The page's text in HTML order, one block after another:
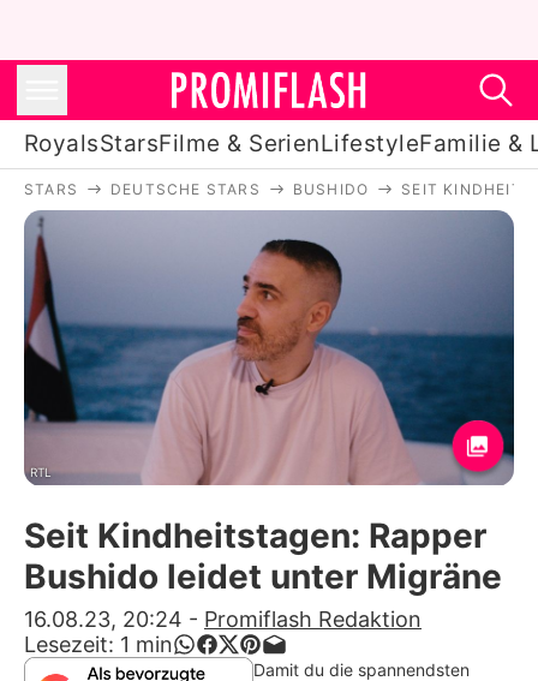
RoyalsStarsFilme & SerienLifestyleFamilie &
Royals
Stars
Filme & Serien
Lifestyle
Familie & Liebe
Promiflash Exklusiv
Alle Themen auf Promiflash
App runterladen
STARS DEUTSCHE STARS BUSHIDO SEIT
RTL
Seit Kindheitstagen: Rapper
Bushido leidet unter Migräne
16.08.23, 20:24 - Promiflash Redaktion
Lesezeit: 1 min
Damit du die spannendsten